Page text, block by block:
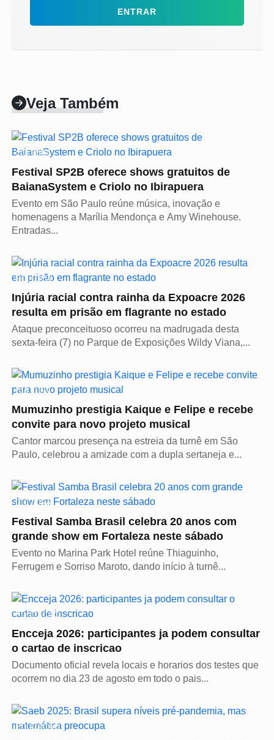
ENTRAR
Veja Também
CULTURA
Festival SP2B oferece shows gratuitos de
BaianaSystem e Criolo no Ibirapuera
Evento em São Paulo reúne música, inovação e
homenagens a Marília Mendonça e Amy Winehouse.
Entradas...
POLÍTICA
Injúria racial contra rainha da Expoacre 2026
resulta em prisão em flagrante no estado
Ataque preconceituoso ocorreu na madrugada desta
sexta-feira (7) no Parque de Exposições Wildy Viana,...
CULTURA
Mumuzinho prestigia Kaique e Felipe e recebe
convite para novo projeto musical
Cantor marcou presença na estreia da turnê em São
Paulo, celebrou a amizade com a dupla sertaneja e...
CULTURA
Festival Samba Brasil celebra 20 anos com
grande show em Fortaleza neste sábado
Evento no Marina Park Hotel reúne Thiaguinho,
Ferrugem e Sorriso Maroto, dando início à turnê...
EDUCAÇÃO
Encceja 2026: participantes ja podem consultar
o cartao de inscricao
Documento oficial revela locais e horarios dos testes que
ocorrem no dia 23 de agosto em todo o pais...
EDUCAÇÃO